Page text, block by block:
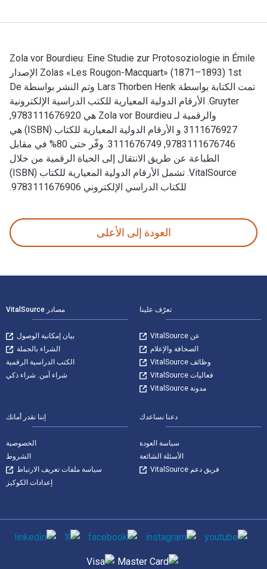
Zola vor Bourdieu: Eine Studie zur Protosoziologie in Émile
Zolas «Les Rougon-Macquart» (1871–1893) 1st الإصدار
تمت الكتابة بواسطة Lars Thorben Henk وتم النشر بواسطة De
Gruyter. الأرقام الدولية المعيارية للكتب الدراسية الإلكترونية
والرقمية لـ Zola vor Bourdieu هي 9783111676920,
3111676927 و الأرقام الدولية المعيارية للكتاب (ISBN) هي
9783111676746, 3111676749. وفّر حتى 80% في مقابل
الطباعة عن طريق الانتقال إلى الحياة الرقمية من خلال
VitalSource. تشمل الأرقام الدولية المعيارية للكتاب (ISBN)
للكتاب الدراسي الإلكتروني 9783111676906.
العودة إلى الأعلى
تعرّف علينا
عن VitalSource
الصحافة والإعلام
وظائف VitalSource
فعاليات VitalSource
مدونة VitalSource
مصادر VitalSource
بيان إمكانية الوصول
الشراء بالجملة
الكتب الدراسية الرقمية
شراء آمن. شراء ذكي
دعنا نساعدك
سياسة العودة
الأسئلة الشائعة
فريق دعم VitalSource
إننا نقدر أمانك
الخصوصية
الشروط
سياسة ملفات تعريف الارتباط
إعدادات الكوكيز
وسائل التواصل الاجتماعي